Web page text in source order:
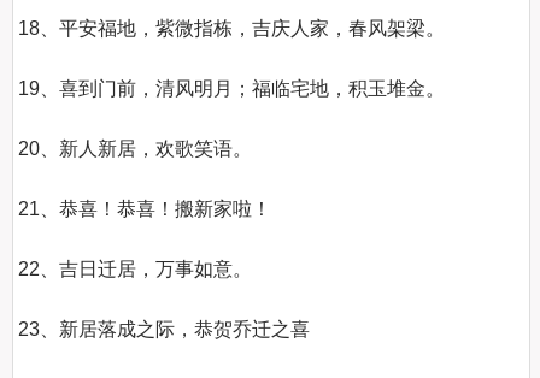
18、平安福地，紫微指栋，吉庆人家，春风架梁。
19、喜到门前，清风明月；福临宅地，积玉堆金。
20、新人新居，欢歌笑语。
21、恭喜！恭喜！搬新家啦！
22、吉日迁居，万事如意。
23、新居落成之际，恭贺乔迁之喜